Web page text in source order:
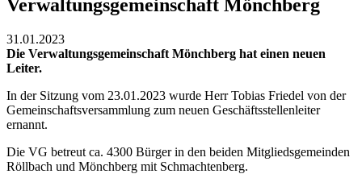
Verwaltungsgemeinschaft Mönchberg
31.01.2023
Die Verwaltungsgemeinschaft Mönchberg hat einen neuen
Leiter.
In der Sitzung vom 23.01.2023 wurde Herr Tobias Friedel von der
Gemeinschaftsversammlung zum neuen Geschäftsstellenleiter
ernannt.
Die VG betreut ca. 4300 Bürger in den beiden Mitgliedsgemeinden
Röllbach und Mönchberg mit Schmachtenberg.